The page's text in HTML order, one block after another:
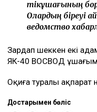
«Қызыма жоламайды
әкесі сотта Шерханның
Алдын ала болжам
министрлігіне тиесілі
“Оқиға орнына
ТЖМ